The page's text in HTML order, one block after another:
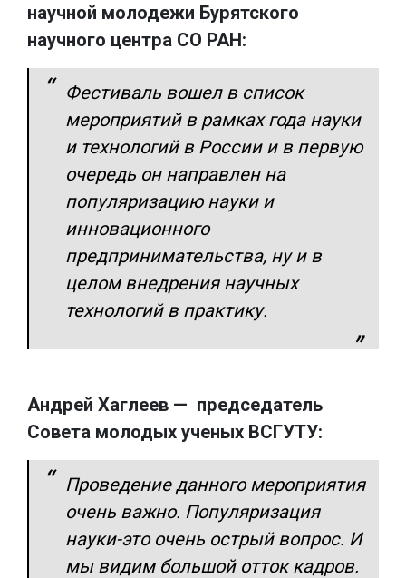
научной молодежи Бурятского
научного центра СО РАН:
Фестиваль вошел в список
мероприятий в рамках года науки
и технологий в России и в первую
очередь он направлен на
популяризацию науки и
инновационного
предпринимательства, ну и в
целом внедрения научных
технологий в практику.
Андрей Хаглеев — председатель
Совета молодых ученых ВСГУТУ:
Проведение данного мероприятия
очень важно. Популяризация
науки-это очень острый вопрос. И
мы видим большой отток кадров.